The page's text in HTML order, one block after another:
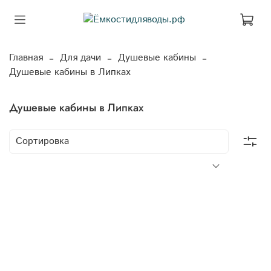
Главная Для дачи
Душевые кабины
Душевые кабины в Липках
Душевые кабины в Липках